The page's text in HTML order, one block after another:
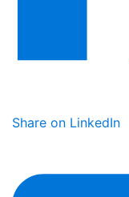
Share on LinkedIn